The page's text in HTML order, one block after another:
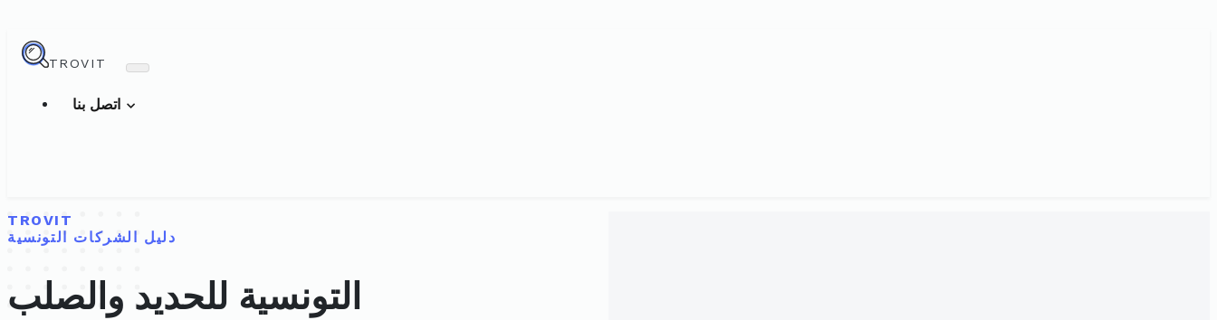
TROVIT
TROVIT
دليل الشركات التونسية
التونسية للحديد والصلب